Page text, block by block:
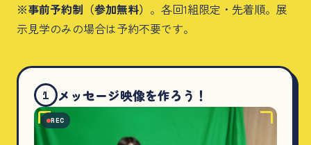
※事前予約制（参加無料） 。各回1組限定・先着順。展
示見学のみの場合は予約不要です。
1 メッセージ映像を作ろう！
REC